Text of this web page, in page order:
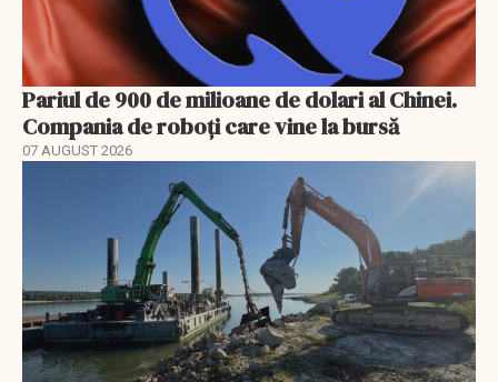
Pariul de 900 de milioane de dolari al Chinei.
Compania de roboți care vine la bursă
07 AUGUST 2026